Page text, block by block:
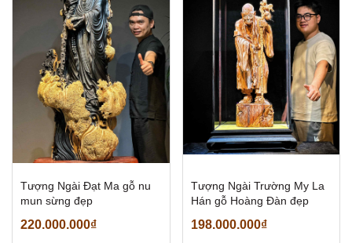
Tượng Ngài Đạt Ma gỗ nu
mun sừng đẹp
220.000.000₫
Tượng Ngài Trường My La
Hán gỗ Hoàng Đàn đẹp
198.000.000₫